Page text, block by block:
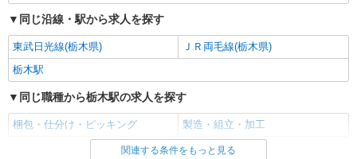
同じ沿線・駅から求人を探す
東武日光線(栃木県)
ＪＲ両毛線(栃木県)
栃木駅
同じ職種から栃木駅の求人を探す
梱包・仕分け・ピッキング 製造・組立・加工
同じ雇用形態から栃木駅の求人を探す
関連する条件をもっと見る